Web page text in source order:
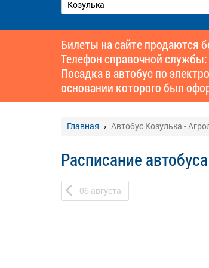
Билеты на сайте продаются
Телефон справочной
Посадка в автобус по
основании которого был
Главная Автобус Козулька -
Расписание
06 августа